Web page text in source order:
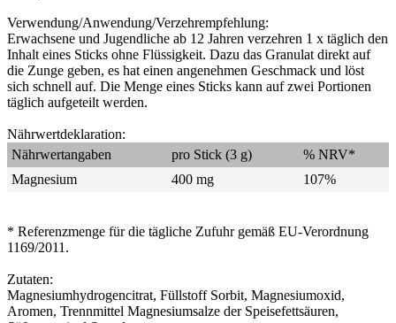
Verwendung/Anwendung/Verzehrempfehlung:
Erwachsene und Jugendliche ab 12 Jahren verzehren 1 x täglich den
Inhalt eines Sticks ohne Flüssigkeit. Dazu das Granulat direkt auf
die Zunge geben, es hat einen angenehmen Geschmack und löst
sich schnell auf. Die Menge eines Sticks kann auf zwei Portionen
täglich aufgeteilt werden.
Nährwertdeklaration:
Nährwertangaben
pro Stick (3 g)
% NRV*
Magnesium
400 mg 107%
* Referenzmenge für die tägliche Zufuhr gemäß EU-Verordnung
1169/2011.
Zutaten:
Magnesiumhydrogencitrat, Füllstoff Sorbit, Magnesiumoxid,
Aromen, Trennmittel Magnesiumsalze der Speisefettsäuren,